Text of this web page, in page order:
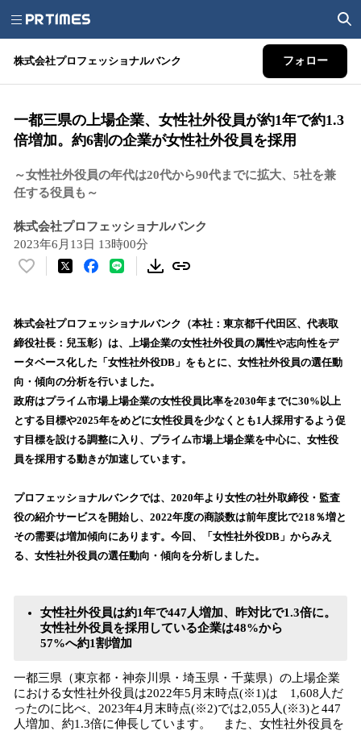
株式会社プロフェッショナルバンク フォロー
一都三県の上場企業、女性社外役員が約1年で約1.3
倍増加。約6割の企業が女性社外役員を採用
～女性社外役員の年代は20代から90代までに拡大、5社を兼
任する役員も～
株式会社プロフェッショナルバンク
2023年6月13日 13時00分
い
！
数
を
読
み
込
み
中
で
株式会社プロフェッショナルバンク（本社：東京都千代田区、代表取
締役社長：兒玉彰）は、上場企業の女性社外役員の属性や志向性をデ
ータベース化した「女性社外役DB」をもとに、女性社外役員の選任動
向・傾向の分析を行いました。
政府はプライム市場上場企業の女性役員比率を2030年までに30%以上
とする目標や2025年をめどに女性役員を少なくとも1人採用するよう促
す目標を設ける調整に入り、プライム市場上場企業を中心に、女性役
員を採用する動きが加速しています。
プロフェッショナルバンクでは、2020年より女性の社外取締役・監査
役の紹介サービスを開始し、2022年度の商談数は前年度比で218％増と
その需要は増加傾向にあります。今回、「女性社外役DB」からみえ
る、女性社外役員の選任動向・傾向を分析しました。
女性社外役員は約1年で447人増加、昨対比で1.3倍に。
女性社外役員を採用している企業は48%から
57%へ約1割増加
一都三県（東京都・神奈川県・埼玉県・千葉県）の上場企業
における女性社外役員は2022年5月末時点(※1)は 1,608人だ
ったのに比べ、2023年4月末時点(※2)では2,055人(※3)と447
人増加、約1.3倍に伸長しています。 また、女性社外役員を